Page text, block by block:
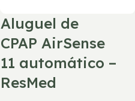
Aluguel de
CPAP AirSense
11 automático –
ResMed